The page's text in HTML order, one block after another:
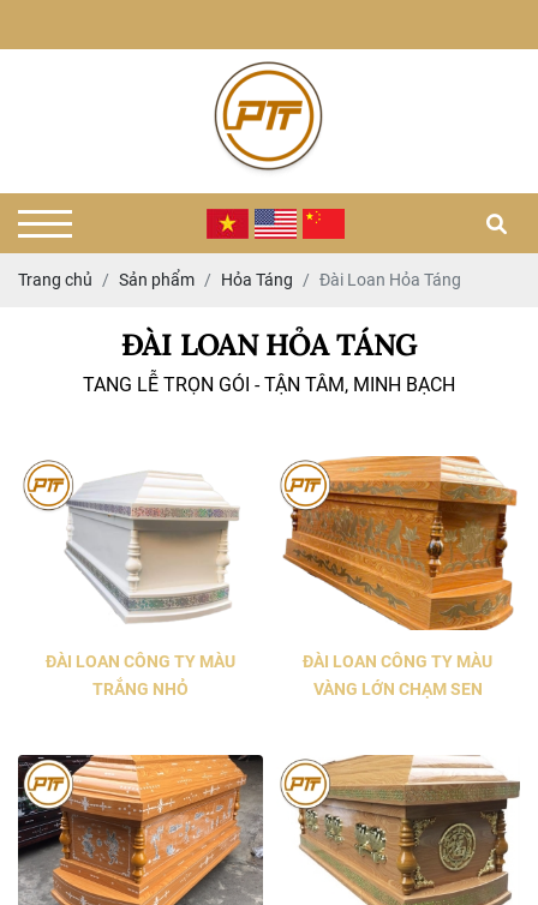
Trang chủ Sản phẩm Hỏa Táng Đài Loan Hỏa Táng
ĐÀI LOAN HỎA TÁNG
TANG LỄ TRỌN GÓI - TẬN TÂM, MINH BẠCH
ĐÀI LOAN CÔNG TY MÀU
TRẮNG NHỎ
ĐÀI LOAN CÔNG TY MÀU
VÀNG LỚN CHẠM SEN